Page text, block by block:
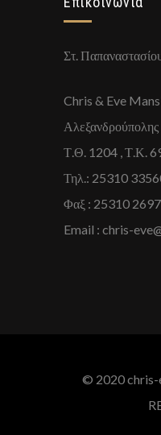
Στ.
Chris & Eve
Αλεξανδρούπολης
Τ.Θ. 1204 , Τ.Κ.
Τηλ.: 25310
Φαξ : 25310
Email : chris-
© 2020 chris-